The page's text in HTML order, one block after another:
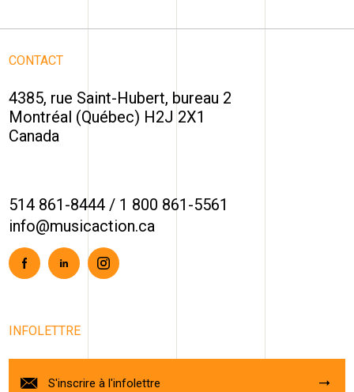
CONTACT
4385, rue Saint-Hubert, bureau 2
Montréal (Québec) H2J 2X1
Canada
514 861-8444 / 1 800 861-5561
info@musicaction.ca
FacebookLinkedinInstagram
INFOLETTRE
S'inscrire à l'infolettre